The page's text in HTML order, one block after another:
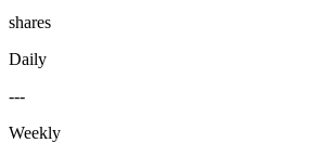
shares
Daily
---
Weekly